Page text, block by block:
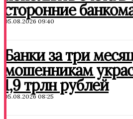
сторонние
05.08.2026 09:40
Банки за три
мошенникам
1,9 трлн рублей
05.08.2026 08:25